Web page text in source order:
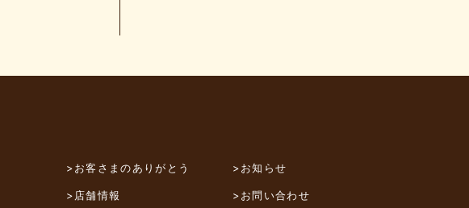
>お客さまのありがとう
>店舗情報
>お知らせ
>お問い合わせ